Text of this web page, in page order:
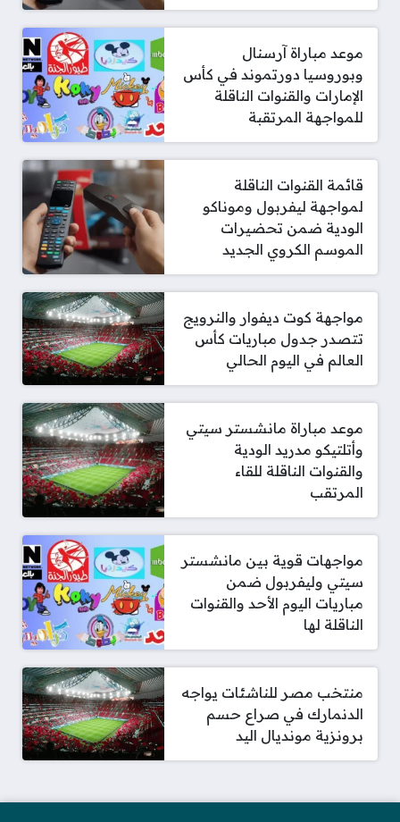
موعد مباراة آرسنال
وبوروسيا دورتموند في كأس
الإمارات والقنوات الناقلة
للمواجهة المرتقبة
قائمة القنوات الناقلة
لمواجهة ليفربول وموناكو
الودية ضمن تحضيرات
الموسم الكروي الجديد
مواجهة كوت ديفوار والنرويج
تتصدر جدول مباريات كأس
العالم في اليوم الحالي
موعد مباراة مانشستر سيتي
وأتلتيكو مدريد الودية
والقنوات الناقلة للقاء
المرتقب
مواجهات قوية بين مانشستر
سيتي وليفربول ضمن
مباريات اليوم الأحد والقنوات
الناقلة لها
منتخب مصر للناشئات يواجه
الدنمارك في صراع حسم
برونزية مونديال اليد